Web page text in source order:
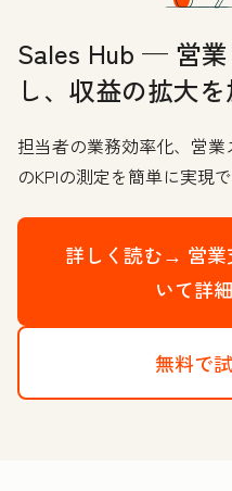
Sales Hub — 営
し、収益の拡大
担当者の業務効率化、営
のKPIの測定を簡単に実現で
詳しく読む→ 営
いて詳
無料で